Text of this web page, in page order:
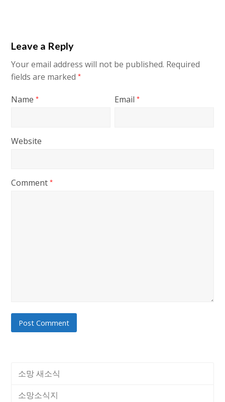
Leave a Reply
Your email address will not be published. Required
fields are marked*
Name* Email*
Website
Comment*
소망 새소식
소망소식지